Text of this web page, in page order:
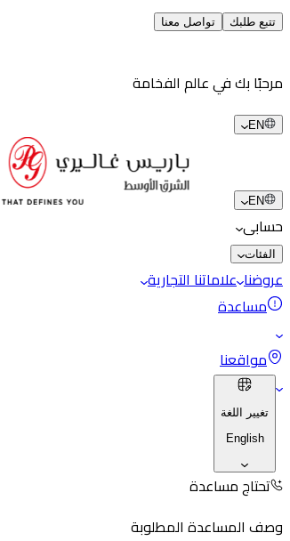
تتبع طلبك تواصل معنا
مرحبًا بك في عالم الفخامة
EN
EN
حسابى
الفئات
عروضنا علاماتنا التجارية
مساعدة
مواقعنا
تغيير اللغة
English
تحتاج مساعدة
وصف المساعدة المطلوبة